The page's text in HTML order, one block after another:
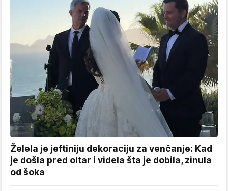
Želela je jeftiniju dekoraciju za venčanje: Kad
je došla pred oltar i videla šta je dobila, zinula
od šoka